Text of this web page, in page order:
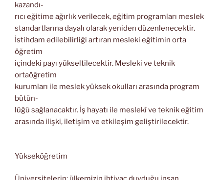
kazandı-
rıcı eğitime ağırlık verilecek, eğitim programları meslek
standartlarına dayalı olarak yeniden düzenlenecektir.
İstihdam edilebilirliği artıran mesleki eğitimin orta
öğretim
içindeki payı yükseltilecektir. Mesleki ve teknik
ortaöğretim
kurumları ile meslek yüksek okulları arasında program
bütün-
lüğü sağlanacaktır. İş hayatı ile meslekî ve teknik eğitim
arasında ilişki, iletişim ve etkileşim geliştirilecektir.
Yükseköğretim